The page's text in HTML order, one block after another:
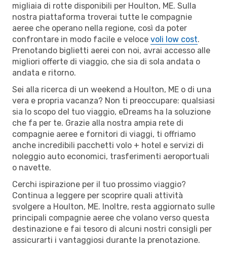
migliaia di rotte disponibili per Houlton, ME. Sulla
nostra piattaforma troverai tutte le compagnie
aeree che operano nella regione, così da poter
confrontare in modo facile e veloce voli low cost.
Prenotando biglietti aerei con noi, avrai accesso alle
migliori offerte di viaggio, che sia di sola andata o
andata e ritorno.
Sei alla ricerca di un weekend a Houlton, ME o di una
vera e propria vacanza? Non ti preoccupare: qualsiasi
sia lo scopo del tuo viaggio, eDreams ha la soluzione
che fa per te. Grazie alla nostra ampia rete di
compagnie aeree e fornitori di viaggi, ti offriamo
anche incredibili pacchetti volo + hotel e servizi di
noleggio auto economici, trasferimenti aeroportuali
o navette.
Cerchi ispirazione per il tuo prossimo viaggio?
Continua a leggere per scoprire quali attività
svolgere a Houlton, ME. Inoltre, resta aggiornato sulle
principali compagnie aeree che volano verso questa
destinazione e fai tesoro di alcuni nostri consigli per
assicurarti i vantaggiosi durante la prenotazione.